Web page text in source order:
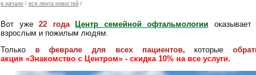
в начало / вся лента новостей /
Вот уже 22 года Центр семейной офтальмологии оказывает
взрослым и пожилым людям.
Только в феврале для всех пациентов, которые
акция «Знакомство с Центром» - скидка 10% на все услуги.